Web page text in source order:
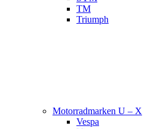
TM
Triumph
Motorradmarken U – X
Vespa